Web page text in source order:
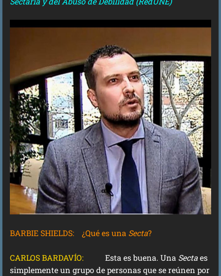
BARBIE SHIELDS: ¿Qué es una Secta?
CARLOS BARDAVÍO: Esta es buena. Una Sectaes
simplemente un grupo de personas que se reúnen por